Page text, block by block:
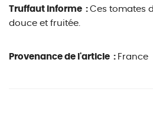
Truffaut informe : Ces tomates
douce et fruitée.
Provenance de l'article : France